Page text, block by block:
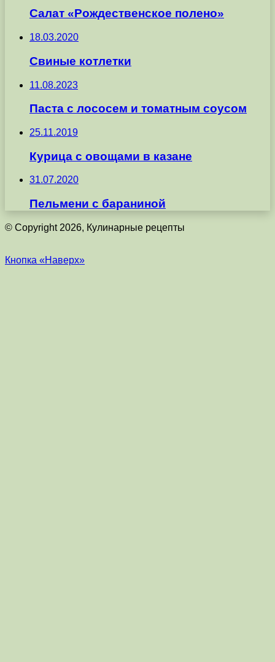
Салат «Рождественское полено»
18.03.2020
Свиные котлетки
11.08.2023
Паста с лососем и томатным соусом
25.11.2019
Курица с овощами в казане
31.07.2020
Пельмени с бараниной
© Copyright 2026, Кулинарные рецепты
Кнопка «Наверх»